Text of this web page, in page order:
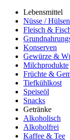
Lebensmittel
Nüsse /
Fleisch &
Konserven
Gewürze &
Milchprodukte
Früchte &
Tiefkühlkost
Speiseöl
Snacks
Getränke
Alkoholisch
Alkoholfrei
Kaffee & Tee